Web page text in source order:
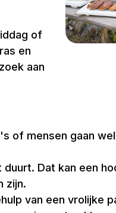
of
en
aan
of mensen gaan
Dat kan een
zijn.
van een vrolijke